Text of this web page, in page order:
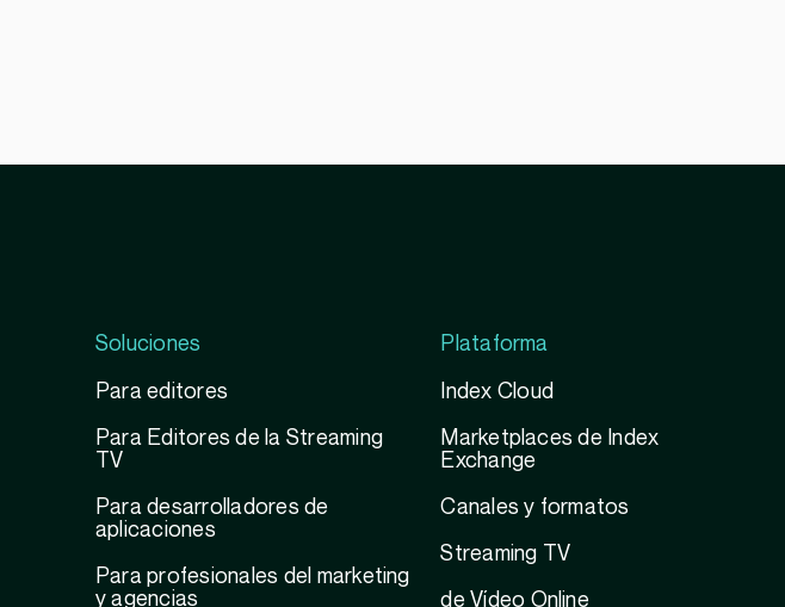
Soluciones
Para editores
Para Editores de la Streaming
TV
Para desarrolladores de
aplicaciones
Para profesionales del marketing
y agencias
Plataforma
Index Cloud
Marketplaces de Index
Exchange
Canales y formatos
Streaming TV
de Vídeo Online